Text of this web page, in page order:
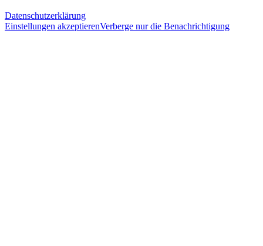
Datenschutzerklärung
Einstellungen akzeptierenVerberge nur die Benachrichtigung